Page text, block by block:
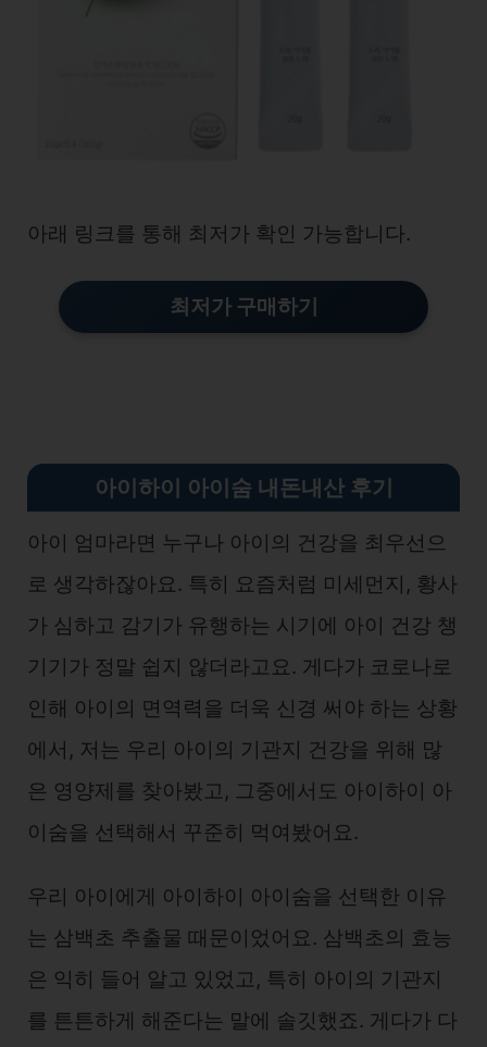
아래 링크를 통해 최저가 확인 가능합니다.
최저가 구매하기
아이하이 아이숨 내돈내산 후기
아이 엄마라면 누구나 아이의 건강을 최우선으
로 생각하잖아요. 특히 요즘처럼 미세먼지, 황사
가 심하고 감기가 유행하는 시기에 아이 건강 챙
기기가 정말 쉽지 않더라고요. 게다가 코로나로
인해 아이의 면역력을 더욱 신경 써야 하는 상황
에서, 저는 우리 아이의 기관지 건강을 위해 많
은 영양제를 찾아봤고, 그중에서도 아이하이 아
이숨을 선택해서 꾸준히 먹여봤어요.
우리 아이에게 아이하이 아이숨을 선택한 이유
는 삼백초 추출물 때문이었어요. 삼백초의 효능
은 익히 들어 알고 있었고, 특히 아이의 기관지
를 튼튼하게 해준다는 말에 솔깃했죠. 게다가 다